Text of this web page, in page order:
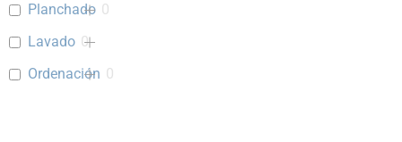
Planchado 0
Lavado 0
Ordenación 0